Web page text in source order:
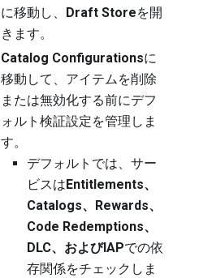
に移動し、 Draft Storeを開
きます。
Catalog Configurationsに
移動して、アイテムを削除
または無効化する前にデフ
ォルト検証設定を管理しま
す。
デフォルトでは、サー
ビスはEntitlements、
Catalogs、Rewards、
Code Redemptions、
DLC、およびIAPでの依
存関係をチェックしま